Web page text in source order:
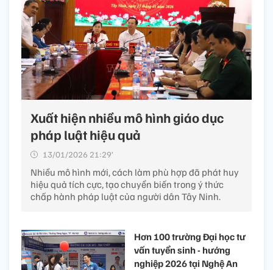
Xuất hiện nhiều mô hình giáo dục
pháp luật hiệu quả
13/01/2026 21:29’
Nhiều mô hình mới, cách làm phù hợp đã phát huy
hiệu quả tích cực, tạo chuyển biến trong ý thức
chấp hành pháp luật của người dân Tây Ninh.
Hơn 100 trường Đại học tư
vấn tuyển sinh - hướng
nghiệp 2026 tại Nghệ An